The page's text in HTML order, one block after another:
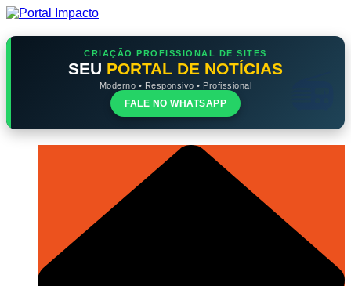
Ir
o
CRIAÇÃO PROFISSIONAL DE SITES
SEU PORTAL DE NOTÍCIAS
Moderno • Responsivo • Profissional
FALE NO WHATSAPP